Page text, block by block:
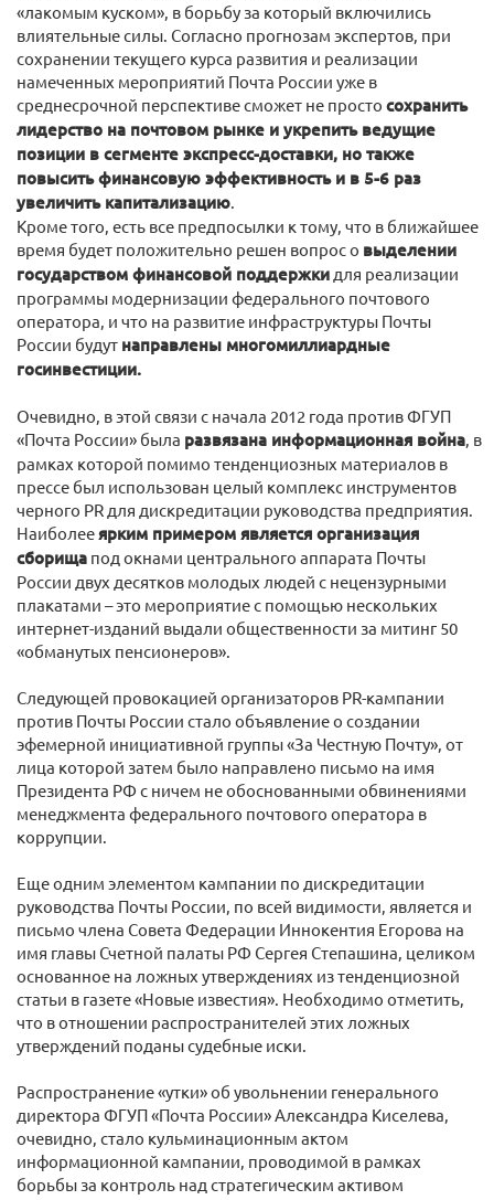
«лакомым куском», в борьбу за который включились
влиятельные силы. Согласно прогнозам экспертов, при
сохранении текущего курса развития и реализации
намеченных мероприятий Почта России уже в
среднесрочной перспективе сможет не просто сохранить
лидерство на почтовом рынке и укрепить ведущие
позиции в сегменте экспресс-доставки, но также
повысить финансовую эффективность и в 5-6 раз
увеличить капитализацию.
Кроме того, есть все предпосылки к тому, что в ближайшее
время будет положительно решен вопрос о выделении
государством финансовой поддержки для реализации
программы модернизации федерального почтового
оператора, и что на развитие инфраструктуры Почты
России будут направлены многомиллиардные
госинвестиции.
Очевидно, в этой связи с начала 2012 года против ФГУП
«Почта России» была развязана информационная война, в
рамках которой помимо тенденциозных материалов в
прессе был использован целый комплекс инструментов
черного PR для дискредитации руководства предприятия.
Наиболееярким примером является организация
сборища под окнами центрального аппарата Почты
России двух десятков молодых людей с нецензурными
плакатами – это мероприятие с помощью нескольких
интернет-изданий выдали общественности за митинг 50
«обманутых пенсионеров».
Следующей провокацией организаторов PR-кампании
против Почты России стало объявление о создании
эфемерной инициативной группы «За Честную Почту», от
лица которой затем было направлено письмо на имя
Президента РФ с ничем не обоснованными обвинениями
менеджмента федерального почтового оператора в
коррупции.
Еще одним элементом кампании по дискредитации
руководства Почты России, по всей видимости, является и
письмо члена Совета Федерации Иннокентия Егорова на
имя главы Счетной палаты РФ Сергея Степашина, целиком
основанное на ложных утверждениях из тенденциозной
статьи в газете «Новые известия». Необходимо отметить,
что в отношении распространителей этих ложных
утверждений поданы судебные иски.
Распространение «утки» об увольнении генерального
директора ФГУП «Почта России» Александра Киселева,
очевидно, стало кульминационным актом
информационной кампании, проводимой в рамках
борьбы за контроль над стратегическим активом